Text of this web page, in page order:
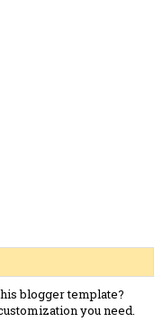
blogger template?
you need.